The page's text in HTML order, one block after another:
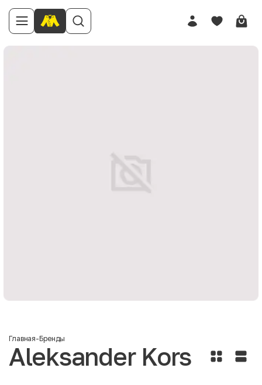
Главная-Бренды
Aleksander Kors